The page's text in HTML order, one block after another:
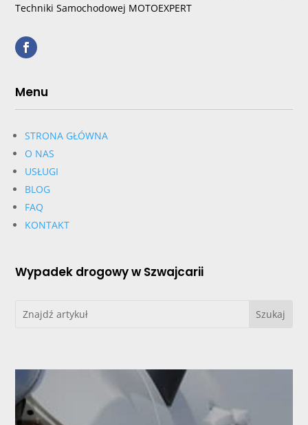
Techniki Samochodowej MOTOEXPERT
Menu
STRONA GŁÓWNA
O NAS
USŁUGI
BLOG
FAQ
KONTAKT
Wypadek drogowy w Szwajcarii